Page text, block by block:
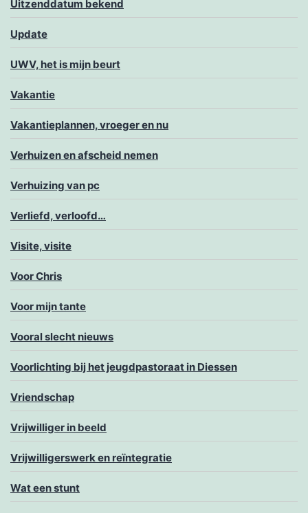
Uitzenddatum bekend
Update
UWV, het is mijn beurt
Vakantie
Vakantieplannen, vroeger en nu
Verhuizen en afscheid nemen
Verhuizing van pc
Verliefd, verloofd…
Visite, visite
Voor Chris
Voor mijn tante
Vooral slecht nieuws
Voorlichting bij het jeugdpastoraat in Diessen
Vriendschap
Vrijwilliger in beeld
Vrijwilligerswerk en reïntegratie
Wat een stunt